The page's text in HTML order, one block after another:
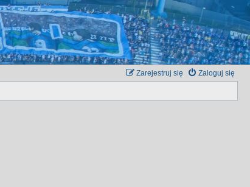
Zaloguj się
Zarejestruj się